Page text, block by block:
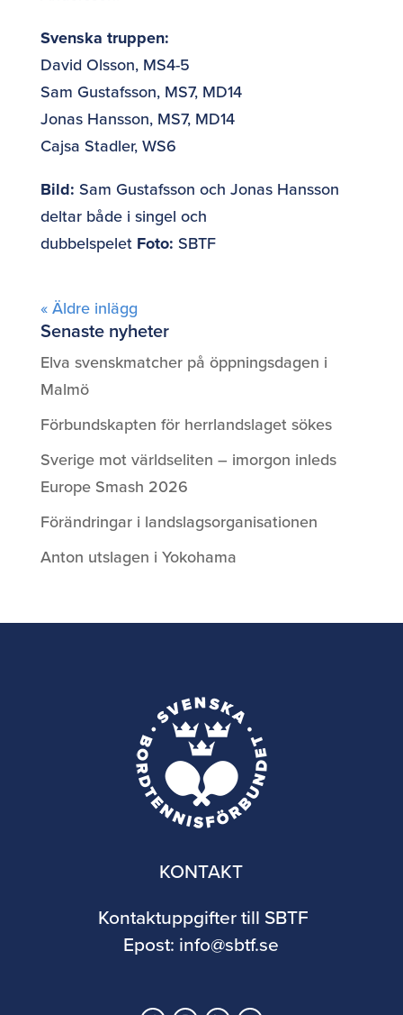
Svenska truppen:
David Olsson, MS4-5
Sam Gustafsson, MS7, MD14
Jonas Hansson, MS7, MD14
Cajsa Stadler, WS6
Bild: Sam Gustafsson och Jonas Hansson
deltar både i singel och
dubbelspelet Foto: SBTF
« Äldre inlägg
Senaste nyheter
Elva svenskmatcher på öppningsdagen i
Malmö
Förbundskapten för herrlandslaget sökes
Sverige mot världseliten – imorgon inleds
Europe Smash 2026
Förändringar i landslagsorganisationen
Anton utslagen i Yokohama
KONTAKT
Kontaktuppgifter till SBTF
Epost: info@sbtf.se